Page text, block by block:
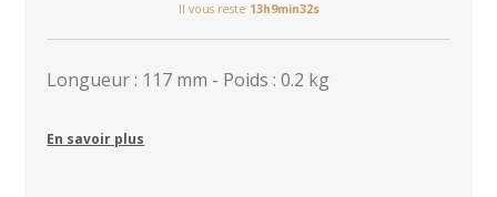
Il vous reste 13h9min31s
Longueur : 117 mm - Poids : 0.2 kg
En savoir plus